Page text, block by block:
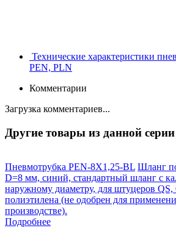
Технические характеристики
PEN, PLN
Комментарии
Загрузка комментариев...
Другие товары из данной серии
Пневмотрубка PEN-8X1,25-BL Шланг
D=8 мм, синий, стандартный шланг с
наружному диаметру, для штуцеров
полиэтилена (не одобрен для
производстве).
Подробнее